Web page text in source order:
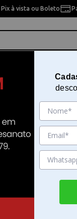
Pix à vista ou Boleto